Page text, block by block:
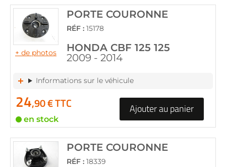
+ de photos
PORTE COURONNE
RÉF : 15178
HONDA CBF 125 125
2009 - 2014
Informations sur le véhicule
24,90 € TTC
en stock
Ajouter au panier
PORTE COURONNE
RÉF : 18339